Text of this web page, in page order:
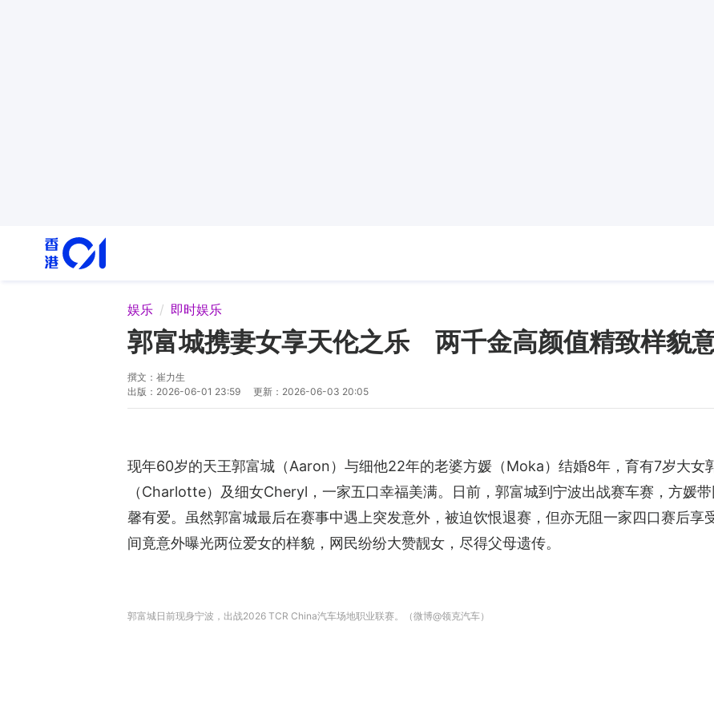
娱乐 即时娱乐
郭富城携妻女享天伦之乐 两千金高颜值精致样貌
撰文： 崔力生
出版： 2026-06-01 23:59 更新： 2026-06-03 20:05
现年60岁的天王郭富城（Aaron）与细他22年的老婆方媛（Moka）结婚8年，育有7岁大女
（Charlotte）及细女Cheryl，一家五口幸福美满。日前，郭富城到宁波出战赛车赛，方媛
馨有爱。虽然郭富城最后在赛事中遇上突发意外，被迫饮恨退赛，但亦无阻一家四口赛后享
间竟意外曝光两位爱女的样貌，网民纷纷大赞靓女，尽得父母遗传。
郭富城日前现身宁波，出战2026 TCR China汽车场地职业联赛。（微博@领克汽车）